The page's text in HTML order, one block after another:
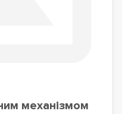
механізмом